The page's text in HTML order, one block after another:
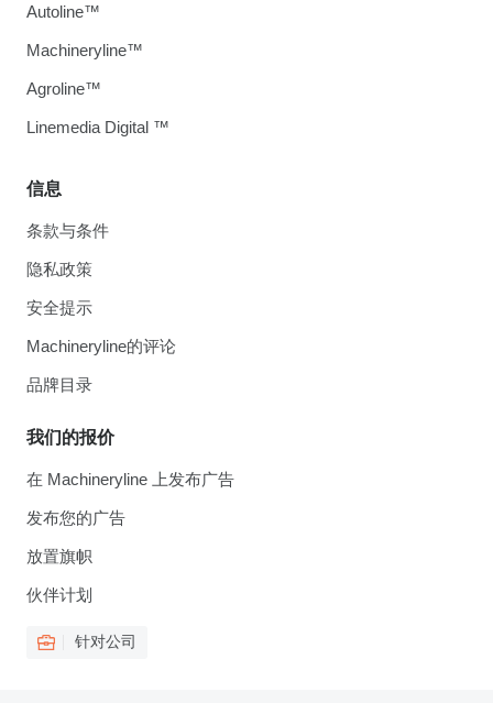
信息
条款与条件
隐私政策
安全提示
Machineryline的评论
品牌目录
我们的报价
在 Machineryline 上发布广告
发布您的广告
放置旗帜
伙伴计划
针对公司
Autoline™
Machineryline™
Agroline™
Linemedia Digital ™